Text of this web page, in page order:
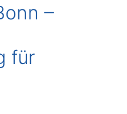
–
für